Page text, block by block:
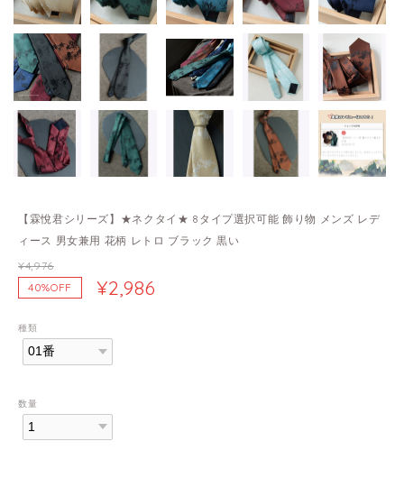
【霖悅君シリーズ】★ネクタイ★ 8タイプ選択可能 飾り物 メンズ レデ
ィース 男女兼用 花柄 レトロ ブラック 黒い
¥4,976
40%OFF
¥2,986
種類
数量